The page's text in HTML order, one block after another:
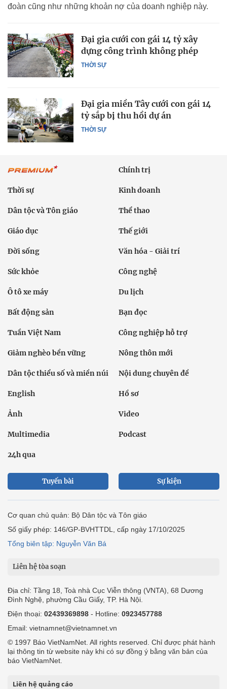
đoàn cũng như những khoản nợ của doanh nghiệp này.
THỜI SỰ
Đại gia cưới con gái 14 tỷ xây
dựng công trình không phép
THỜI SỰ
Đại gia miền Tây cưới con gái 14
tỷ sắp bị thu hồi dự án
Chính trị
Thời sự Kinh doanh
Dân tộc và Tôn giáo Thể thao
Giáo dục Thế giới
Đời sống Văn hóa - Giải trí
Sức khỏe Công nghệ
Ô tô xe máy Du lịch
Bất động sản Bạn đọc
Tuần Việt Nam Công nghiệp hỗ trợ
Giảm nghèo bền vững Nông thôn mới
Dân tộc thiểu số và miền núi Nội dung chuyên đề
English Hồ sơ
Ảnh Video
Multimedia Podcast
24h qua
Tuyến bài Sự kiện
Cơ quan chủ quản: Bộ Dân tộc và Tôn giáo
Số giấy phép: 146/GP-BVHTTDL, cấp ngày 17/10/2025
Tổng biên tập: Nguyễn Văn Bá
Liên hệ tòa soạn
Địa chỉ: Tầng 18, Toà nhà Cục Viễn thông (VNTA), 68 Dương
Đình Nghệ, phường Cầu Giấy, TP. Hà Nội.
Điện thoại: 02439369898 - Hotline: 0923457788
Email: vietnamnet@vietnamnet.vn
© 1997 Báo VietNamNet. All rights reserved. Chỉ được phát hành
lại thông tin từ website này khi có sự đồng ý bằng văn bản của
báo VietNamNet.
Liên hệ quảng cáo